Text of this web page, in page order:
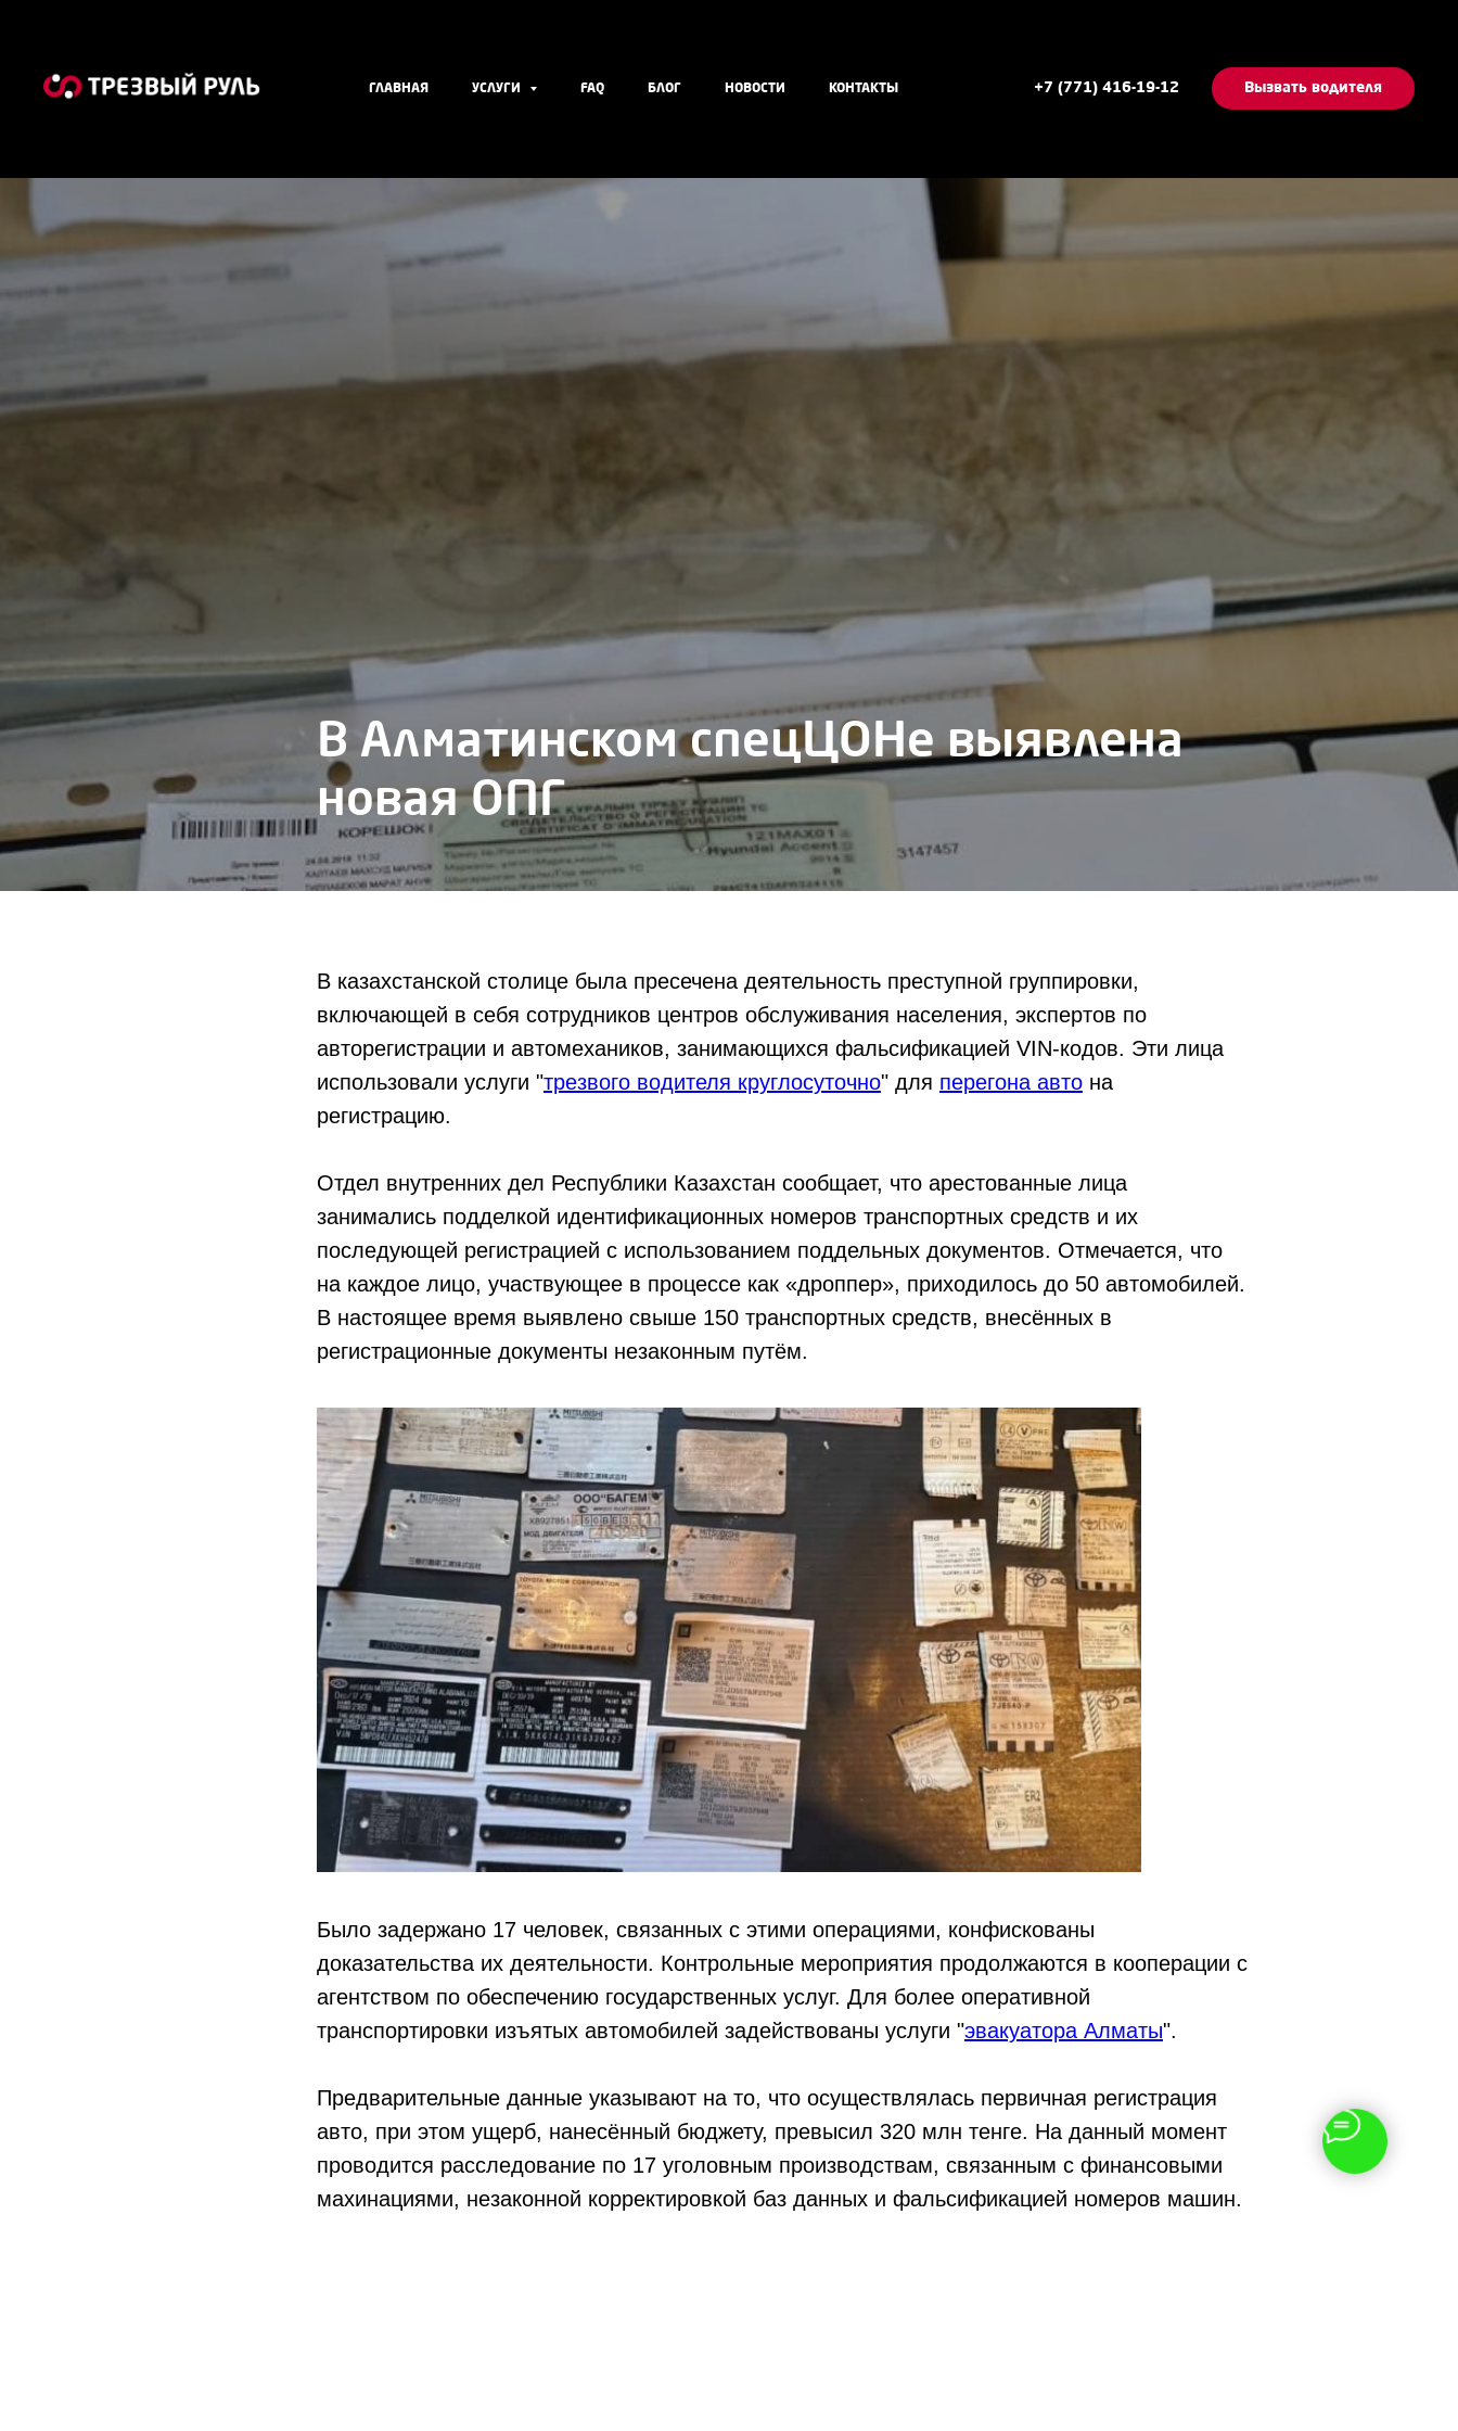
ГЛАВНАЯ УСЛУГИ FAQ БЛОГ НОВОСТИ КОНТАКТЫ +7 (771) 416-19-12 Вызвать водителя
В Алматинском спецЦОНе выявлена
новая ОПГ
В казахстанской столице была пресечена деятельность преступной группировки,
включающей в себя сотрудников центров обслуживания населения, экспертов по
авторегистрации и автомехаников, занимающихся фальсификацией VIN-кодов. Эти лица
использовали услуги "трезвого водителя круглосуточно" для перегона авто на
регистрацию.
Отдел внутренних дел Республики Казахстан сообщает, что арестованные лица
занимались подделкой идентификационных номеров транспортных средств и их
последующей регистрацией с использованием поддельных документов. Отмечается, что
на каждое лицо, участвующее в процессе как «дроппер», приходилось до 50 автомобилей.
В настоящее время выявлено свыше 150 транспортных средств, внесённых в
регистрационные документы незаконным путём.
Было задержано 17 человек, связанных с этими операциями, конфискованы
доказательства их деятельности. Контрольные мероприятия продолжаются в кооперации с
агентством по обеспечению государственных услуг. Для более оперативной
транспортировки изъятых автомобилей задействованы услуги "эвакуатора Алматы".
Предварительные данные указывают на то, что осуществлялась первичная регистрация
авто, при этом ущерб, нанесённый бюджету, превысил 320 млн тенге. На данный момент
проводится расследование по 17 уголовным производствам, связанным с финансовыми
махинациями, незаконной корректировкой баз данных и фальсификацией номеров машин.